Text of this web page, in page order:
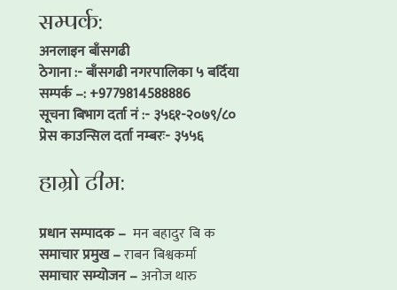
सम्पर्क:
अनलाइन बाँसगढी
ठेगाना :- बाँसगढी नगरपालिका ५ बर्दिया
सम्पर्क –: +9779814588886
सूचना बिभाग दर्ता नं :- ३५६१-२०७९/८०
प्रेस काउन्सिल दर्ता नम्बरः- ३५५६
हाम्रो टीम:
प्रधान सम्पादक – मन बहादुर बि क
समाचार प्रमुख –राबन बिश्वकर्मा
समाचार सम्योजन –अनोज थारु